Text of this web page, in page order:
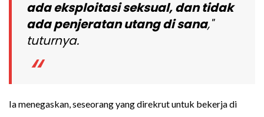
ada eksploitasi seksual, dan tidak
ada penjeratan utang di sana,"
tuturnya.
Ia menegaskan, seseorang yang direkrut untuk bekerja di